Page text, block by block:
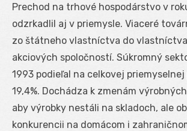
Prechod na trhové hospodárstvo v
odzrkadlil aj v priemysle. Viaceré
zo štátneho vlastníctva do
akciových spoločností. Súkromný
1993 podieľal na celkovej
19,4%. Dochádza k zmenám
aby výrobky nestáli na skladoch, ale
konkurencii na domácom i